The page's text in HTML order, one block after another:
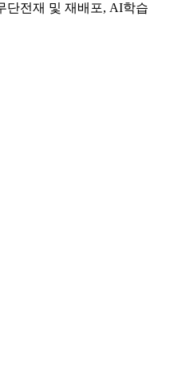
전재 및 재배포, AI학습